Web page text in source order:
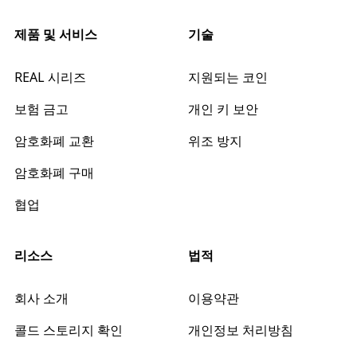
제품 및 서비스
REAL 시리즈
보험 금고
암호화폐 교환
암호화폐 구매
협업
기술
지원되는 코인
개인 키 보안
위조 방지
리소스
회사 소개
콜드 스토리지 확인
법적
이용약관
개인정보 처리방침